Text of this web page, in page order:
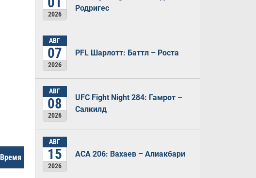
Время
2026
Родригес
АВГ
07
2026
PFL Шарлотт: Баттл – Роста
АВГ
08
2026
UFC Fight Night 284: Гамрот –
Салкилд
АВГ
15
2026
ACA 206: Вахаев – Алиакбари